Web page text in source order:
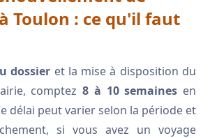
Toulon : ce qu'il faut
dossier et la mise à disposition du
comptez 8 à 10 semaines en
délai peut varier selon la période et
si vous avez un voyage